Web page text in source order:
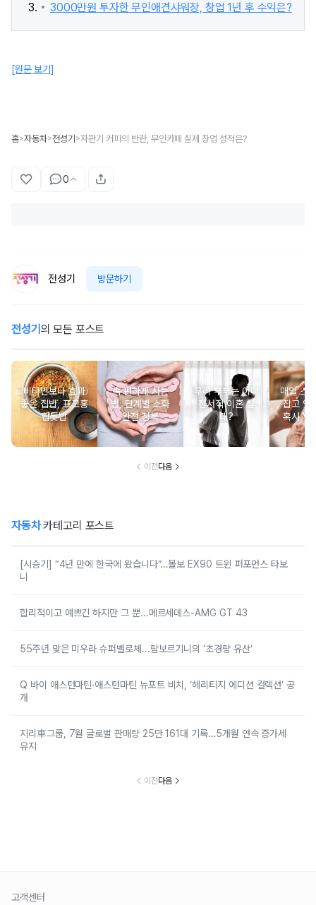
3000만원 투자한 무인애견샤워장, 창업 1년 후 수익은?
[원문 보기]
홈>자동차>전성기 >자판기 커피의 반란, 무인카페 실제 창업 성적은?
0
전성기 방문하기
전성기 의 모든 포스트
비타민보다 효과
좋은 집밥, 표고홍
합톳밥
속 편하게 사는
법, 단계별 소화
완전 정복
우리 부부는 이미
정서적 이혼 상
태?
매일 스
잡고 있
혹시
이전다음
자동차카테고리 포스트
[시승기] “4년 만에 한국에 왔습니다”…볼보 EX90 트윈 퍼포먼스 타보
니
합리적이고 예쁘긴 하지만 그 뿐...메르세데스-AMG GT 43
55주년 맞은 미우라 슈퍼벨로체...람보르기니의 ‘초경량 유산’
Q 바이 애스턴마틴·애스턴마틴 뉴포트 비치, ‘헤리티지 에디션 컬렉션’ 공
개
지리車그룹, 7월 글로벌 판매량 25만 161대 기록…5개월 연속 증가세
유지
이전다음
고객센터